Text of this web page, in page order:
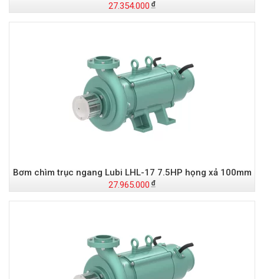
27.354.000
Bơm chìm trục ngang Lubi LHL-17 7.5HP họng xả 100mm
27.965.000